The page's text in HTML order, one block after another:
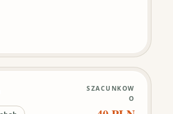
SZACUNKOW
O